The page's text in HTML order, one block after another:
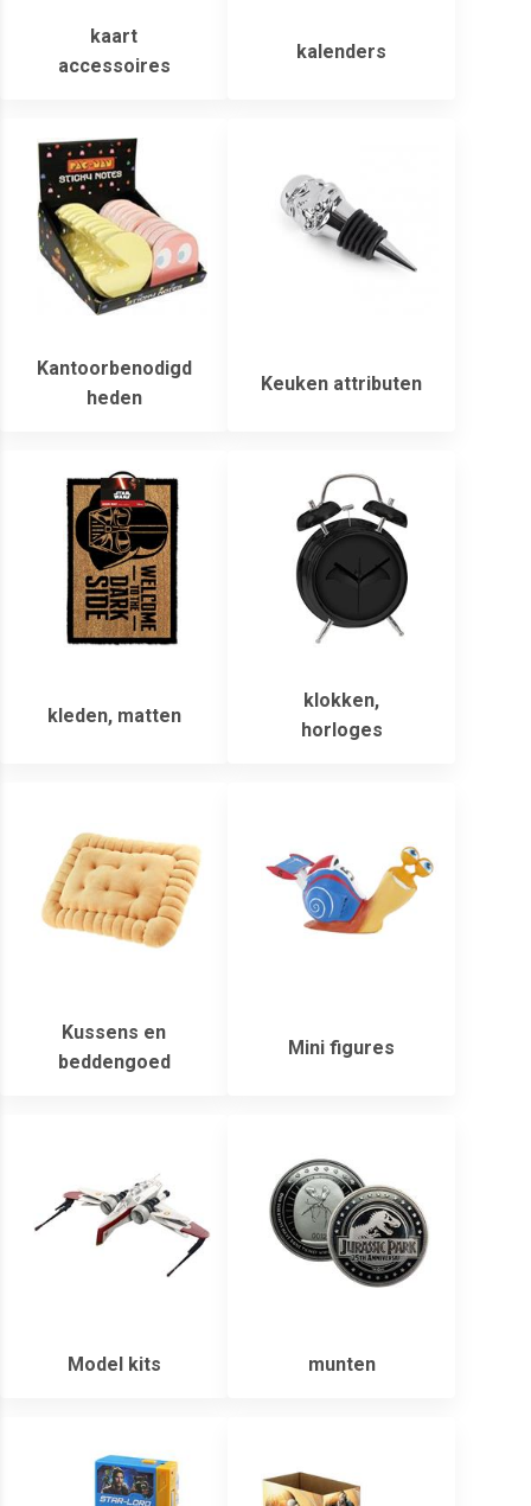
kaart
accessoires
kalenders
Kantoorbenodigd
heden
Keuken attributen
kleden, matten
klokken,
horloges
Kussens en
beddengoed
Mini figures
Model kits munten